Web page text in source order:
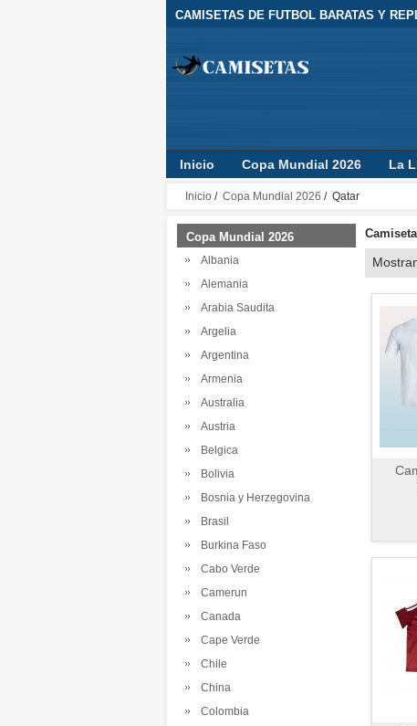
CAMISETAS DE FUTBOL BARATAS Y
Inicio Copa Mundial 2026 La
Camisetas Clubes
Jugador
Inicio / Copa Mundial 2026 / Qatar
Copa Mundial 2026
Albania
Alemania
Arabia Saudita
Argelia
Argentina
Armenia
Australia
Austria
Belgica
Bolivia
Bosnia y Herzegovina
Brasil
Burkina Faso
Cabo Verde
Camerun
Canada
Cape Verde
Chile
China
Colombia